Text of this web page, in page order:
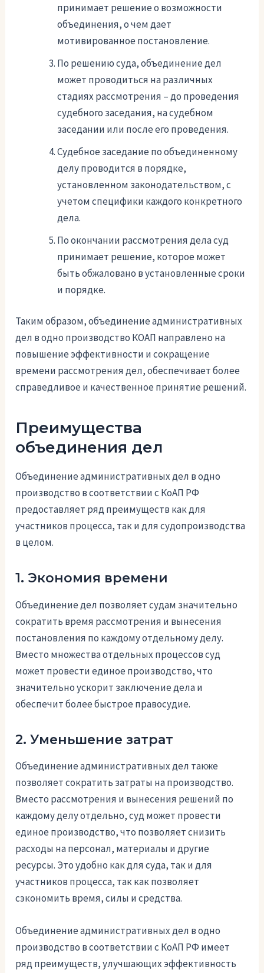
принимает решение о возможности
объединения, о чем дает
мотивированное постановление.
По решению суда, объединение дел
может проводиться на различных
стадиях рассмотрения – до проведения
судебного заседания, на судебном
заседании или после его проведения.
Судебное заседание по объединенному
делу проводится в порядке,
установленном законодательством, с
учетом специфики каждого конкретного
дела.
По окончании рассмотрения дела суд
принимает решение, которое может
быть обжаловано в установленные сроки
и порядке.
Таким образом, объединение административных
дел в одно производство КОАП направлено на
повышение эффективности и сокращение
времени рассмотрения дел, обеспечивает более
справедливое и качественное принятие решений.
Преимущества
объединения дел
Объединение административных дел в одно
производство в соответствии с КоАП РФ
предоставляет ряд преимуществ как для
участников процесса, так и для судопроизводства
в целом.
1. Экономия времени
Объединение дел позволяет судам значительно
сократить время рассмотрения и вынесения
постановления по каждому отдельному делу.
Вместо множества отдельных процессов суд
может провести единое производство, что
значительно ускорит заключение дела и
обеспечит более быстрое правосудие.
2. Уменьшение затрат
Объединение административных дел также
позволяет сократить затраты на производство.
Вместо рассмотрения и вынесения решений по
каждому делу отдельно, суд может провести
единое производство, что позволяет снизить
расходы на персонал, материалы и другие
ресурсы. Это удобно как для суда, так и для
участников процесса, так как позволяет
сэкономить время, силы и средства.
Объединение административных дел в одно
производство в соответствии с КоАП РФ имеет
ряд преимуществ, улучшающих эффективность